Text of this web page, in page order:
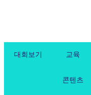
대회보기 교육
콘텐츠